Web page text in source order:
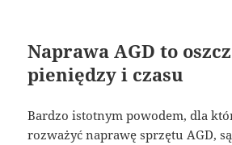
Naprawa AGD to
pieniędzy i czasu
Bardzo istotnym powodem, dla
rozważyć naprawę sprzętu AGD,